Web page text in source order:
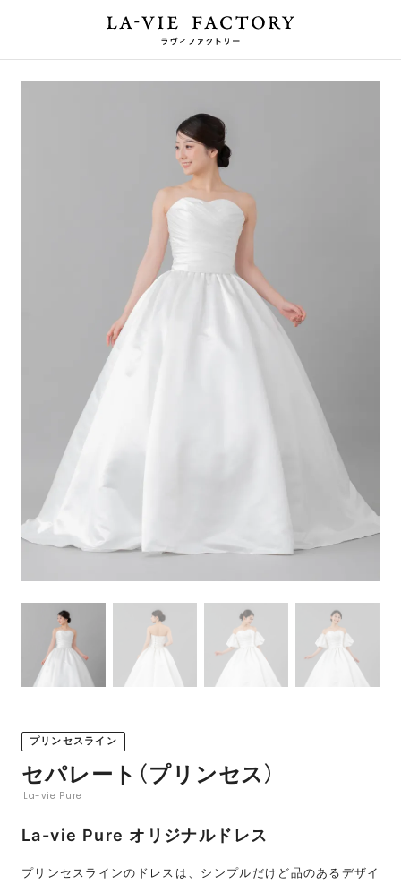
プリンセスライン
セパレート（プリンセス）
La-vie Pure
La-vie Pure オリジナルドレス
プリンセスラインのドレスは、シンプルだけど品のあるデザイ